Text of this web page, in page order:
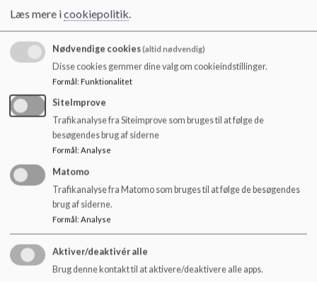
Teknisk Service Assistent
Martin Grøntved Toftegaard
28980720
Læs mere icookiepolitik.
Nødvendige cookies(altid nødvendig)
Disse cookies gemmer dine valg om cookieindstillinger.
Formål: Funktionalitet
SiteImprove
Trafikanalyse fra Siteimprove som bruges til at følge de
besøgendes brug af siderne
Formål : Analyse
Matomo
Trafikanalyse fra Matomo som bruges til at følge de besøgendes
brug af siderne.
Formål: Analyse
Aktiver/deaktivér alle
Brug denne kontakt til at aktivere/deaktivere alle apps.